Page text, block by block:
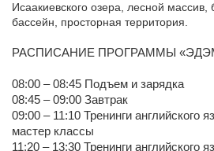
Исаакиевского озера, лесной
бассейн, просторная территория.
РАСПИСАНИЕ ПРОГРАММЫ
08:00 – 08:45 Подъем и зарядка
08:45 – 09:00 Завтрак
09:00 – 11:10 Тренинги английского
мастер классы
11:20 – 13:30 Тренинги английского